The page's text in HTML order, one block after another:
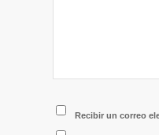
Recibir un correo